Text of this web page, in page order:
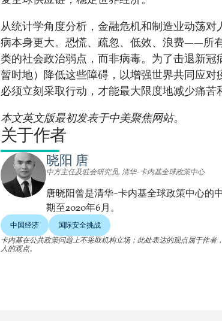
从统计学角度分析，金融危机和制造业动荡对
病本身更大。恐慌、疏忽、低效、浪费——所
类的社会政治弱点，而非病毒。为了击退新冠
暂时地）降低这些障碍，以增强世界共同应对
必须立刻采取行动，才能最大限度地减少痛苦
本文英文版最初发表于中美聚焦网站。
关于作者
晓阳 唐
中方主任及驻会研究员, 清华–卡内基全球政策中心
唐晓阳曾是清华–卡内基全球政策中心的
期至2020年6月。
中国经济
国际安全挑战
卡内基在公共政策问题上不采取机构立场；此处表达的观点属于作者
人的观点。